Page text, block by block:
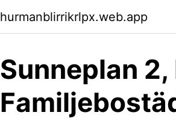
hurmanblirrikrlpx.web.app
Sunneplan